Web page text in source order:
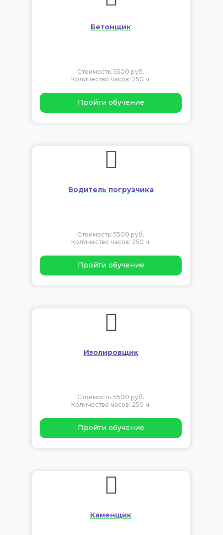
Бетонщик
Стоимость: 5500 руб.
Количество часов: 250 ч.
Пройти обучение
Водитель погрузчика
Стоимость: 5500 руб.
Количество часов: 250 ч.
Пройти обучение
Изолировщик
Стоимость: 5500 руб.
Количество часов: 250 ч.
Пройти обучение
Каменщик